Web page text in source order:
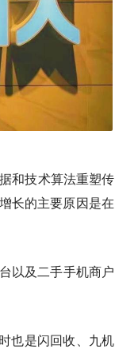
和技术算法重塑传
长的主要原因是在
以及二手手机商户
也是闪回收、九机